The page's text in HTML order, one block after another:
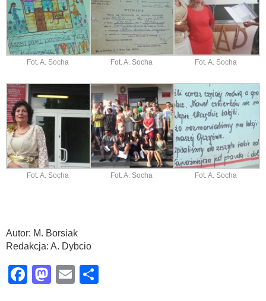
Fot. A. Socha Fot. A. Socha Fot. A. Socha
Fot. A. Socha Fot. A. Socha Fot. A. Socha
Autor: M. Borsiak
Redakcja: A. Dybcio
Facebook
Mastodon
Email